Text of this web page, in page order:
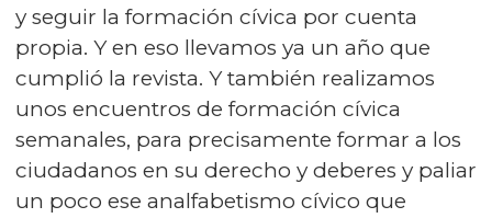
y seguir la formación cívica por cuenta
propia. Y en eso llevamos ya un año que
cumplió la revista. Y también realizamos
unos encuentros de formación cívica
semanales, para precisamente formar a los
ciudadanos en su derecho y deberes y paliar
un poco ese analfabetismo cívico que